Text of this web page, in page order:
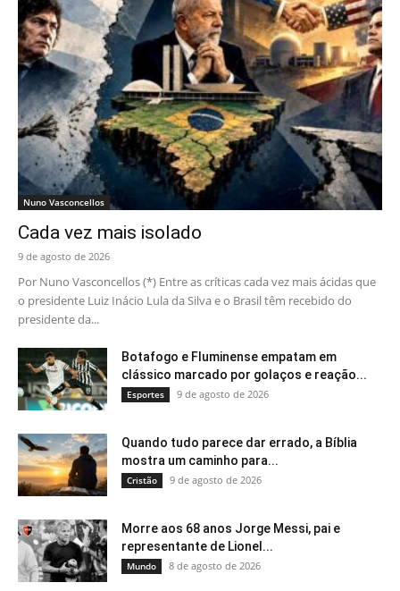
Nuno Vasconcellos
Cada vez mais isolado
9 de agosto de 2026
Por Nuno Vasconcellos (*) Entre as críticas cada vez mais ácidas que
o presidente Luiz Inácio Lula da Silva e o Brasil têm recebido do
presidente da...
Botafogo e Fluminense empatam em
clássico marcado por golaços e reação...
Esportes 9 de agosto de 2026
Quando tudo parece dar errado, a Bíblia
mostra um caminho para...
Cristão 9 de agosto de 2026
Morre aos 68 anos Jorge Messi, pai e
representante de Lionel...
Mundo 8 de agosto de 2026